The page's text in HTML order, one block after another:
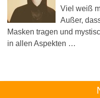
Viel weiß
Außer,
Masken tragen und
in allen Aspekten …